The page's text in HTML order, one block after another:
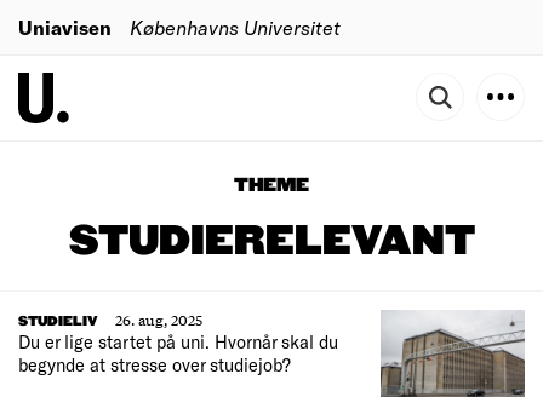
Uniavisen Københavns Universitet
THEME
STUDIERELEVANT
STUDIELIV
26. aug, 2025
Du er lige startet på uni. Hvornår skal du
begynde at stresse over studiejob?